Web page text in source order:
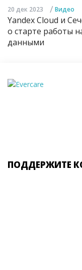
20 дек 2023 / Видео
Yandex Cloud и
о старте работы
данными
ПОДДЕРЖИТЕ